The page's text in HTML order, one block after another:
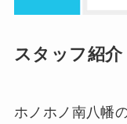
スタッフ紹介
ホノホノ南八幡